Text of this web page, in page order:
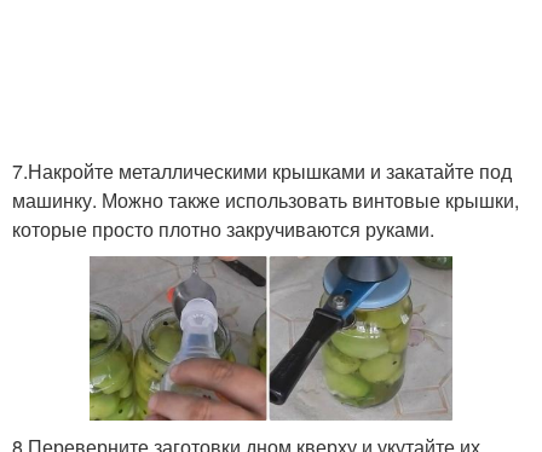
7.Накройте металлическими крышками и закатайте под
машинку. Можно также использовать винтовые крышки,
которые просто плотно закручиваются руками.
8.Переверните заготовки дном кверху и укутайте их